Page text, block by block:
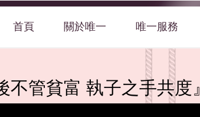
首頁 關於唯一 唯一服務
不管貧富 執子之手共